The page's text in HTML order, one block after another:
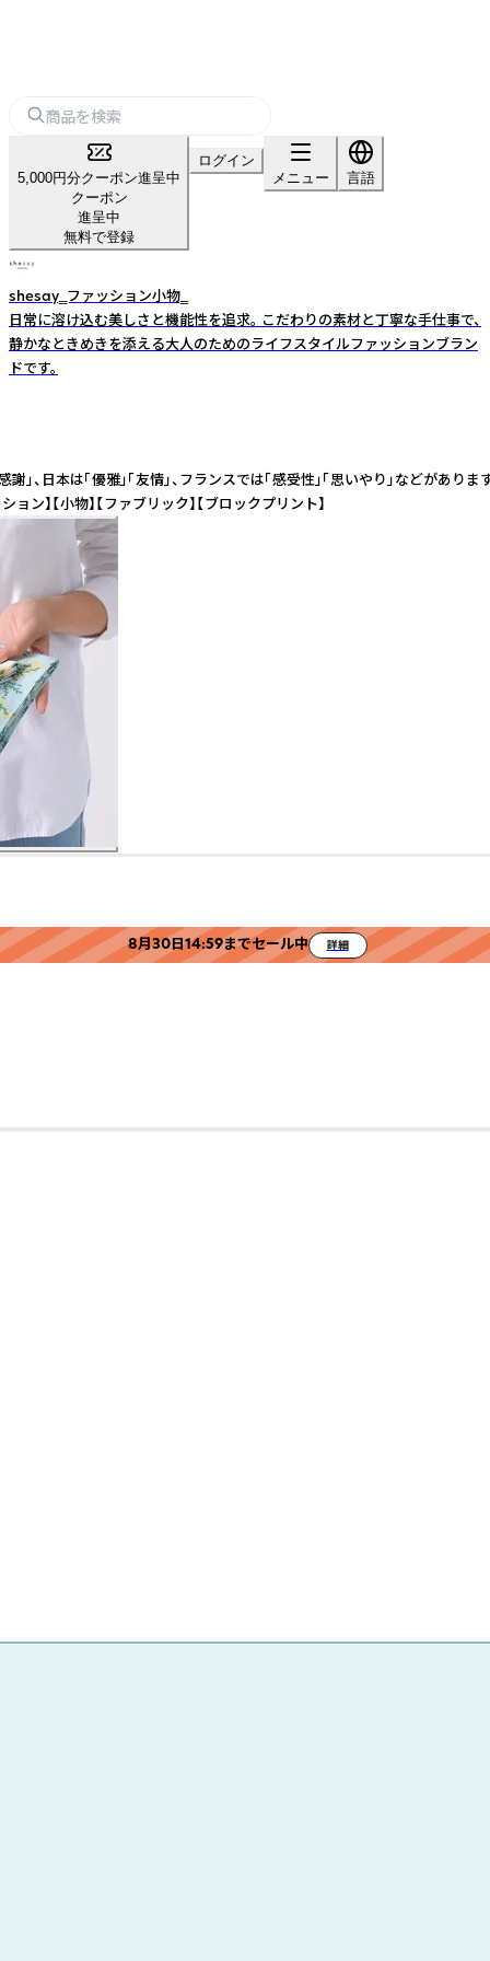
5,000円分クーポン進呈中
クーポン
進呈中
無料で登録
ログイン
メニュー
言語
shesay‗ファッション小物‗
日常に溶け込む美しさと機能性を追求。 こだわりの素材と丁寧な手仕事で、
静かなときめきを添える大人のためのライフスタイルファッションブラン
ドです。
本は「優雅」「友情」、フランスでは「感受性」「思いやり」
】【小物】【ファブリック】【ブロックプリント】
8月30日14:59までセール中 詳細